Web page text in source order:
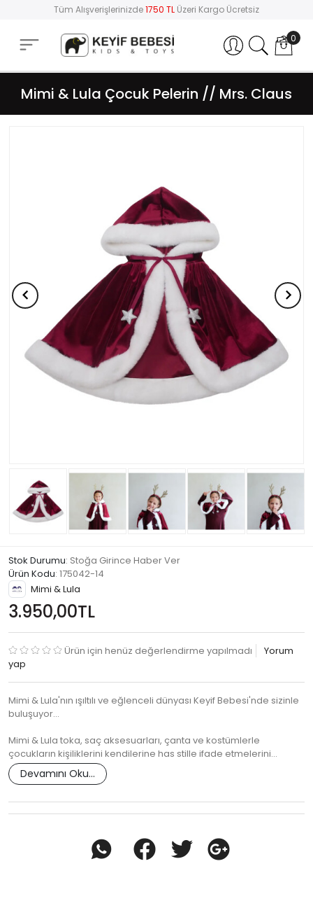
Tüm Alışverişlerinizde1750 TL Üzeri Kargo Ücretsiz
Hesabım 0
Mimi & Lula Çocuk Pelerin // Mrs. Claus
Stok Durumu: Stoğa Girince Haber Ver
Ürün Kodu: 175042-14
Mimi & Lula
3.950,00TL
Ürün için henüz değerlendirme yapılmadı
Yorum
yap
Mimi & Lula'nın ışıltılı ve eğlenceli dünyası Keyif Bebesi'nde sizinle
buluşuyor...
Mimi & Lula toka, saç aksesuarları, çanta ve kostümlerle
çocukların kişiliklerini kendilerine has stille ifade etmelerini…
Devamını Oku...